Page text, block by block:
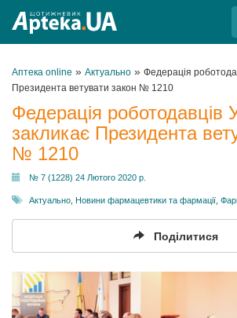
Аптека online » Актуально » Федерація
Президента ветувати закон № 1210
Федерація роботодавців
закликає Президента
№ 1210
№ 7 (1228) 24 Лютого 2020 р.
Актуально Новини фармацевтики та фармації
Поділитися